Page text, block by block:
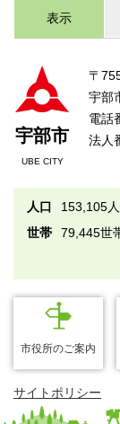
表示
宇部市
UBE CITY
〒
宇部
電話
法人
人口
153,105人
世帯
79,445世
市役所のご案内
サイトポリシー